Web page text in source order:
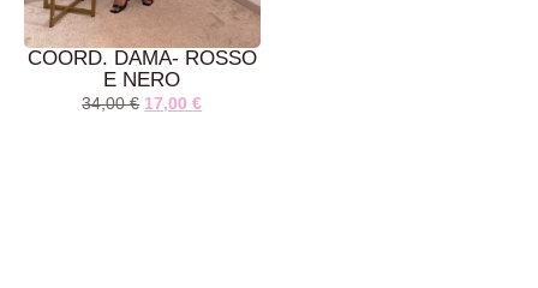
COORD. DAMA- ROSSO
E NERO
34,00€ 17,00€